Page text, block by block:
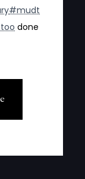
#mudt
done
e